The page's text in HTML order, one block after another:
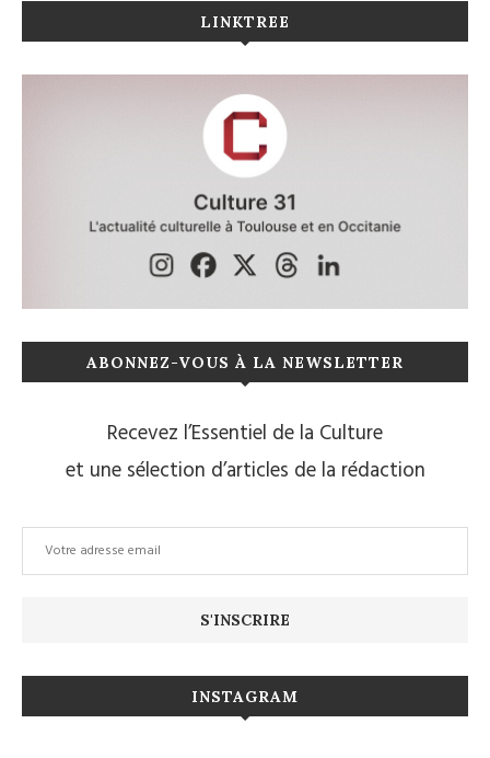
LINKTREE
ABONNEZ-VOUS À LA NEWSLETTER
Recevez l’Essentiel de la Culture
et une sélection d’articles de la rédaction
INSTAGRAM